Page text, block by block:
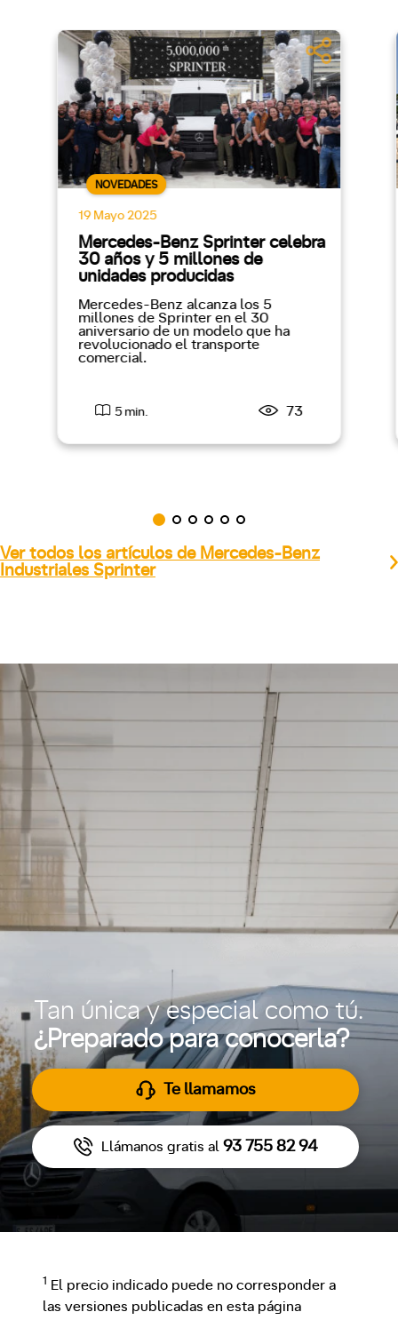
NOVEDADES
19 Mayo 2025
Mercedes-Benz Sprinter celebra
30 años y 5 millones de
unidades producidas
Mercedes-Benz alcanza los 5
millones de Sprinter en el 30
aniversario de un modelo que ha
revolucionado el transporte
comercial.
5 min. 73
Ver todos los artículos de Mercedes-Benz
Industriales Sprinter
Tan única y especial como tú.
¿Preparado para conocerla?
Te llamamos
Llámanos gratis al 93 755 82 94
1
El precio indicado puede no corresponder a
las versiones publicadas en esta página